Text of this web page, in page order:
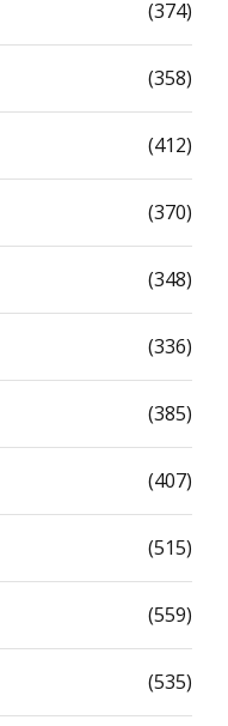
(374)
(358)
(412)
(370)
(348)
(336)
(385)
(407)
(515)
(559)
(535)